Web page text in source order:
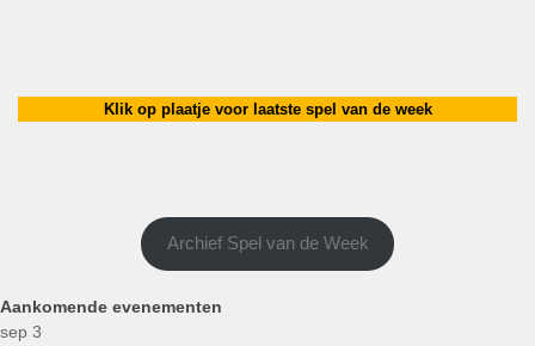
Klik op plaatje voor laatste spel van de week
Archief Spel van de Week
Aankomende evenementen
sep 3